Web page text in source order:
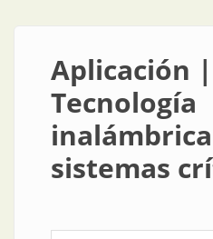
Aplicación |
Tecnología
sistemas